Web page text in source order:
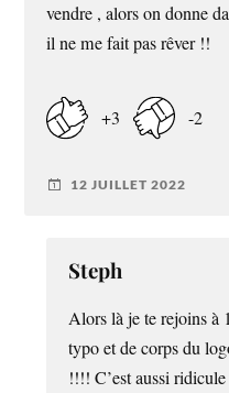
vendre , alors on donne
il ne me fait pas rêver !!
+3 -2
12 JUILLET 2022
Steph
Alors là je te rejoins à
typo et de corps du
!!!! C’est aussi